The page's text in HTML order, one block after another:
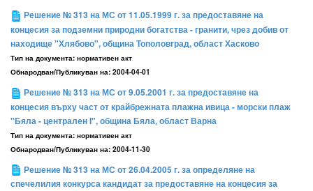
Решение № 313 на МС от 11.05.1999 г. за предоставяне на
концесия за подземни природни богатства - гранити, чрез добив от
находище "Хлябово", община Тополовград, област Хасково
Тип на документа: нормативен акт
Обнародван/Публикуван на: 2004-04-01
Решение № 313 на МС от 9.05.2001 г. за предоставяне на
концесия върху част от крайбрежната плажна ивица - морски плаж
"Бяла - централен I", община Бяла, област Варна
Тип на документа: нормативен акт
Обнародван/Публикуван на: 2004-11-30
Решение № 313 на МС от 26.04.2005 г. за определяне на
спечелилия конкурса кандидат за предоставяне на концесия за